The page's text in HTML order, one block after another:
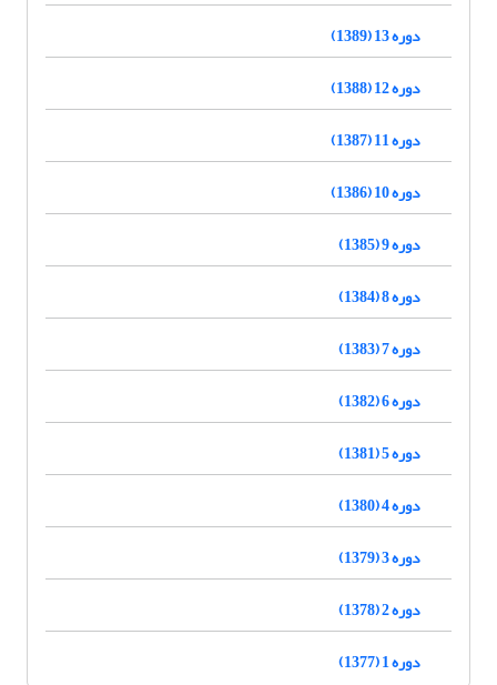
دوره 13 (1389)
دوره 12 (1388)
دوره 11 (1387)
دوره 10 (1386)
دوره 9 (1385)
دوره 8 (1384)
دوره 7 (1383)
دوره 6 (1382)
دوره 5 (1381)
دوره 4 (1380)
دوره 3 (1379)
دوره 2 (1378)
دوره 1 (1377)